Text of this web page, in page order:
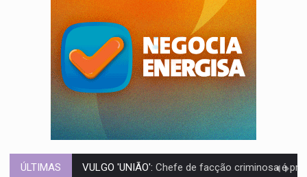
ÚLTIMAS Publicação Legal:CONVOCAÇÃO DAS ELEIÇÕES: